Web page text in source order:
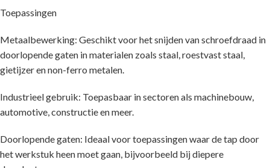
Toepassingen
Metaalbewerking: Geschikt voor het snijden van schroefdraad in
doorlopende gaten in materialen zoals staal, roestvast staal,
gietijzer en non-ferro metalen.
Industrieel gebruik: Toepasbaar in sectoren als machinebouw,
automotive, constructie en meer.
Doorlopende gaten: Ideaal voor toepassingen waar de tap door
het werkstuk heen moet gaan, bijvoorbeeld bij diepere